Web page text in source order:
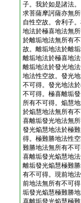
子。我於如是諸法
求菩薩摩訶薩亦無
自性空故。舍利子
地法於極喜地法無
於離垢地法無所有
故。離垢地法於離
離垢地法於極喜地
離垢地法於發光地
地法性空故。發光
不可得。發光地法
不可得。極喜離垢
所有不可得。焔慧
於焔慧地法無所有
喜離垢發光地法無
發光焔慧地法於極
得。極難勝地法性
難勝地法無所有不
喜離垢發光焔慧地
離垢發光焔慧極難
有不可得。現前地
前地法無所有不可
垢發光焔慧極難勝
喜離垢發光焔慧極